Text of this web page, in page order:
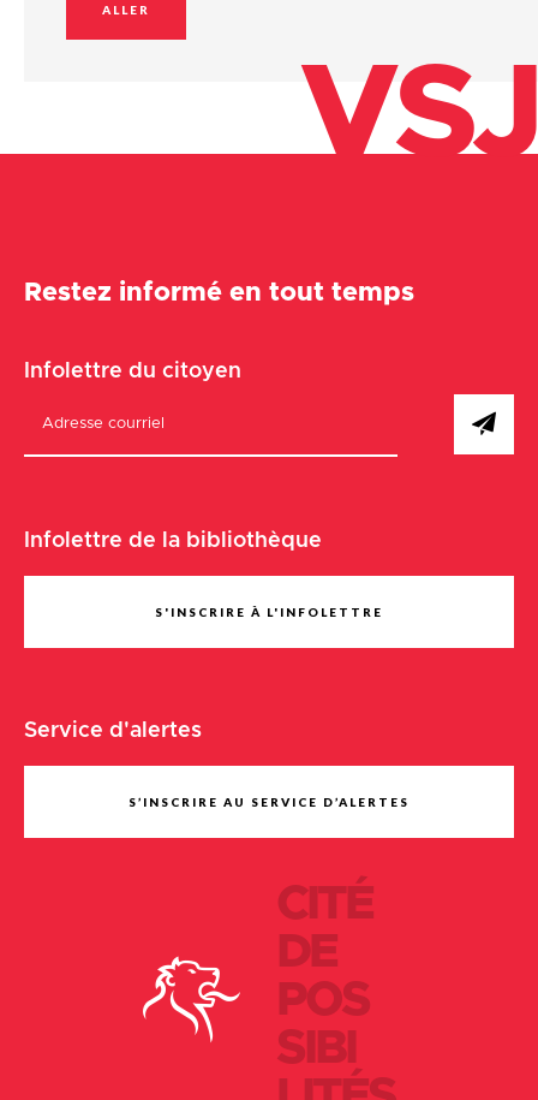
ALLER
VSJ
CITÉ
DE
POS
SIBI
Restez informé en tout temps
Infolettre du citoyen
Infolettre de la bibliothèque
S'INSCRIRE À L'INFOLETTRE
Service d'alertes
S’INSCRIRE AU SERVICE D’ALERTES